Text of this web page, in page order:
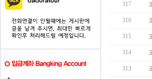
317
316
315
314
313